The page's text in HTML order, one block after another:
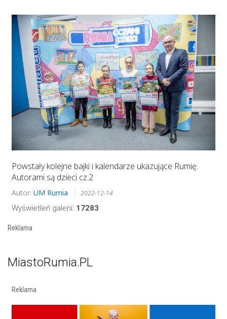
Powstały kolejne bajki i kalendarze ukazujące Rumię.
Autorami są dzieci cz.2
Autor: UM Rumia 2022-12-14
Wyświetleń galerii: 17283
Reklama
MiastoRumia.PL
Reklama